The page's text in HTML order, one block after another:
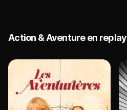
Action & Aventure en replay